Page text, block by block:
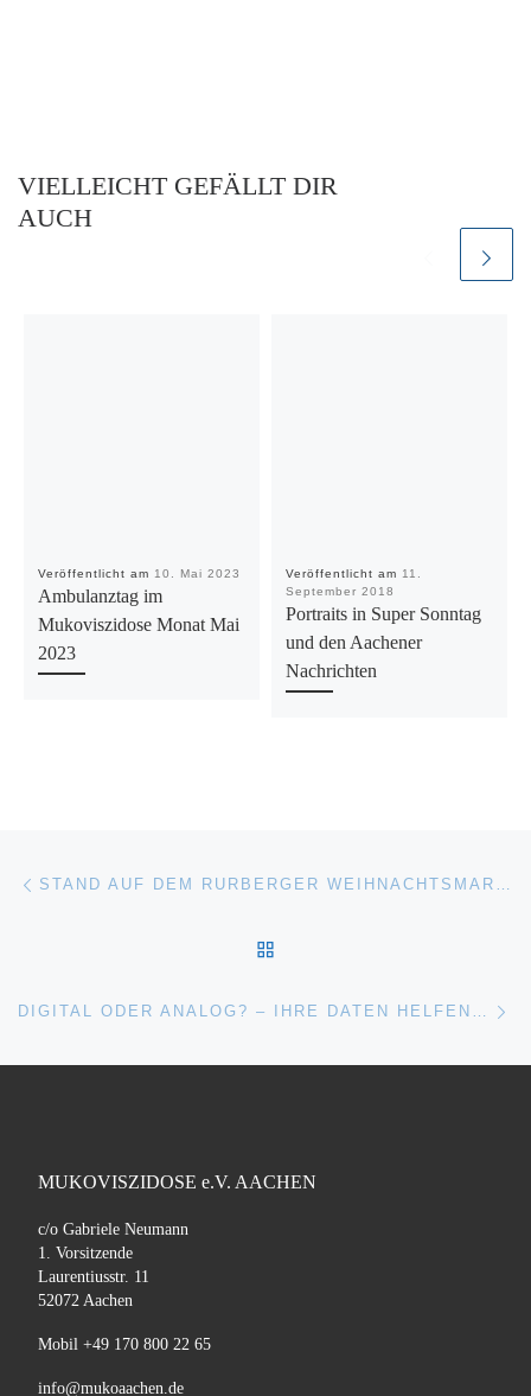
VIELLEICHT GEFÄLLT DIR
AUCH
Veröffentlicht am 10. Mai 2023
Ambulanztag im
Mukoviszidose Monat Mai
2023
Veröffentlicht am 11.
September 2018
Portraits in Super Sonntag
und den Aachener
Nachrichten
Beitragsnavigation STAND AUF DEM RURBERGER WEIHNACHTSMARKT
DIGITAL ODER ANALOG? – IHRE DATEN HELFEN UNS
MUKOVISZIDOSE e.V. AACHEN
c/o Gabriele Neumann
1. Vorsitzende
Laurentiusstr. 11
52072 Aachen
Mobil +49 170 800 22 65
info@mukoaachen.de